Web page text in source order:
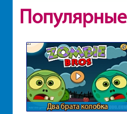
Два брата колобка